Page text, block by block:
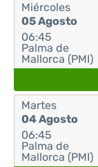
Miércoles
05 Agosto
06:45
Palma de
Mallorca (PMI)
Martes
04 Agosto
06:45
Palma de
Mallorca (PMI)